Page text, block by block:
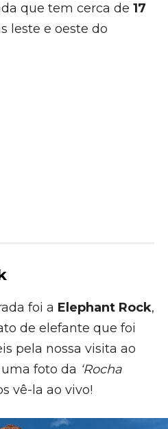
que tem cerca de 17
leste e oeste do
foi a Elephant Rock,
de elefante que foi
pela nossa visita ao
foto da ‘Rocha
vê-la ao vivo!